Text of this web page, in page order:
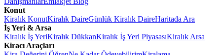
Konut
Kiralık KonutKiralık DaireGünlük Kiralık DaireHaritada Ara
İş Yeri & Arsa
Kiralık İş YeriKiralık DükkanKiralık İş Yeri PiyasasıKiralık Arsa
Kiracı Araçları